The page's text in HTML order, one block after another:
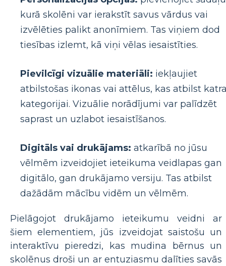
kurā skolēni var ierakstīt savus vārdus vai
izvēlēties palikt anonīmiem. Tas viņiem dod
tiesības izlemt, kā viņi vēlas iesaistīties.
Pievilcīgi vizuālie materiāli: iekļaujiet
atbilstošas ​​ikonas vai attēlus, kas atbilst
kategorijai. Vizuālie norādījumi var palīdzēt
saprast un uzlabot iesaistīšanos.
Digitāls vai drukājams: atkarībā no jūsu
vēlmēm izveidojiet ieteikuma veidlapas gan
digitālo, gan drukājamo versiju. Tas atbilst
dažādām mācību vidēm un vēlmēm.
Pielāgojot drukājamo ieteikumu veidni ar
šiem elementiem, jūs izveidojat saistošu un
interaktīvu pieredzi, kas mudina bērnus un
skolēnus droši un ar entuziasmu dalīties savās